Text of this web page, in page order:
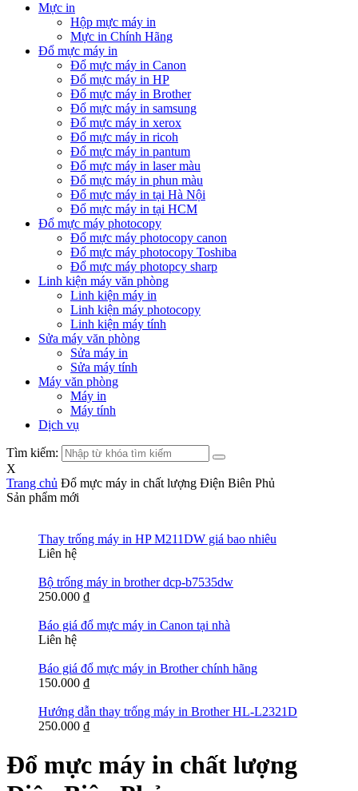
Mực in
Hộp mực máy in
Mực in Chính Hãng
Đổ mực máy in
Đổ mực máy in Canon
Đổ mực máy in HP
Đổ mực máy in Brother
Đổ mực máy in samsung
Đổ mực máy in xerox
Đổ mực máy in ricoh
Đổ mực máy in pantum
Đổ mực máy in laser màu
Đổ mực máy in phun màu
Đổ mực máy in tại Hà Nội
Đổ mực máy in tại HCM
Đổ mực máy photocopy
Đổ mực máy photocopy canon
Đổ mực máy photocopy Toshiba
Đổ mực máy photopcy sharp
Linh kiện máy văn phòng
Linh kiện máy in
Linh kiện máy photocopy
Linh kiện máy tính
Sửa máy văn phòng
Sửa máy in
Sửa máy tính
Máy văn phòng
Máy in
Máy tính
Dịch vụ
Tìm kiếm:
X
Trang chủ Đổ mực máy in chất lượng Điện Biên Phủ
Sản phẩm mới
Thay trống máy in HP M211DW giá bao nhiêu
Liên hệ
Bộ trống máy in brother dcp-b7535dw
250.000 ₫
Báo giá đổ mực máy in Canon tại nhà
Liên hệ
Báo giá đổ mực máy in Brother chính hãng
150.000 ₫
Hướng dẫn thay trống máy in Brother HL-L2321D
250.000 ₫
Đổ mực máy in chất lượng